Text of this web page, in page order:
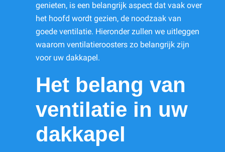
genieten, is een belangrijk aspect dat vaak over
het hoofd wordt gezien, de noodzaak van
goede ventilatie. Hieronder zullen we uitleggen
waarom ventilatieroosters zo belangrijk zijn
voor uw dakkapel.
Het belang van
ventilatie in uw
dakkapel